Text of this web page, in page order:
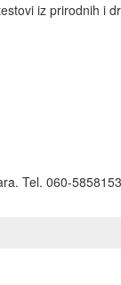
iz prirodnih i
Tel. 060-5858153